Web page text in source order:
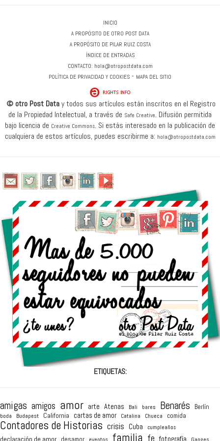
INICIO
A PROPÓSITO DE OTRO POST DATA
A PROPÓSITO DE PILAR RUIZ COSTA
ÍNDICE DE ENTRADAS
CONTACTO: hola@otropostdata.com
POLÍTICA DE PRIVACIDAD Y COOKIES - MAPA DEL SITIO
© otro Post Datay todos sus artículos están inscritos en el Registro
de la Propiedad Intelectual, a través de Safe Creative. Difusión permitida
bajo licencia de Creative Commons. Si estás interesado en la publicación de
cualquiera de estos artículos, puedes escribirme a: hola@otropostdata.com
ETIQUETAS:
amigas amigos amor arte Atenas Bali bares Benarés Berlín
boda Budapest California cartas de amor Catalina Chueca comida
Contadores de Historias crisis Cuba cumpleaños
declaración de amor desamor familia fe fotografía Ganges